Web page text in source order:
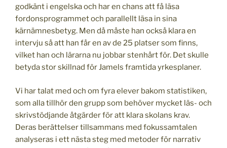
godkänt i engelska och har en chans att få läsa
fordonsprogrammet och parallellt läsa in sina
kärnämnesbetyg. Men då måste han också klara en
intervju så att han får en av de 25 platser som finns,
vilket han och lärarna nu jobbar stenhårt för. Det skulle
betyda stor skillnad för Jamels framtida yrkesplaner.
Vi har talat med och om fyra elever bakom statistiken,
som alla tillhör den grupp som behöver mycket läs- och
skrivstödjande åtgärder för att klara skolans krav.
Deras berättelser tillsammans med fokussamtalen
analyseras i ett nästa steg med metoder för narrativ